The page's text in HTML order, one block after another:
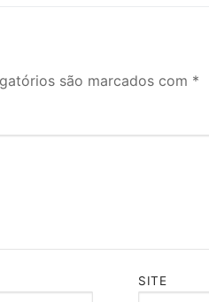
são marcados com *
SITE